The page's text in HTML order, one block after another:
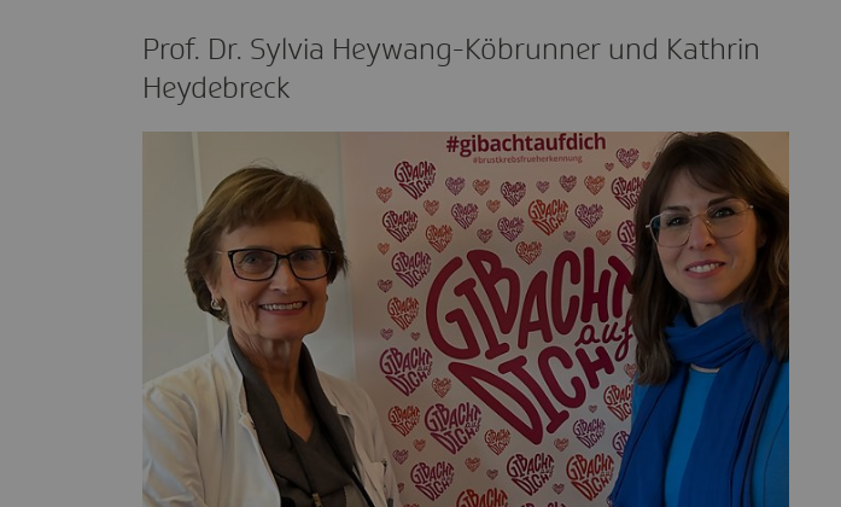
Prof. Dr. Sylvia Heywang-Köbrunner und Kathrin
Heyde­breck